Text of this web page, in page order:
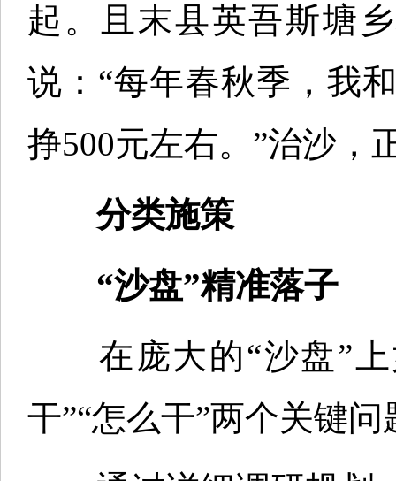
起。且末县英吾斯塘
说：“每年春秋季，我
挣500元左右。”治沙，
分类施策
“沙盘”精准落子
在庞大的“沙盘”上
干”“怎么干”两个关键问